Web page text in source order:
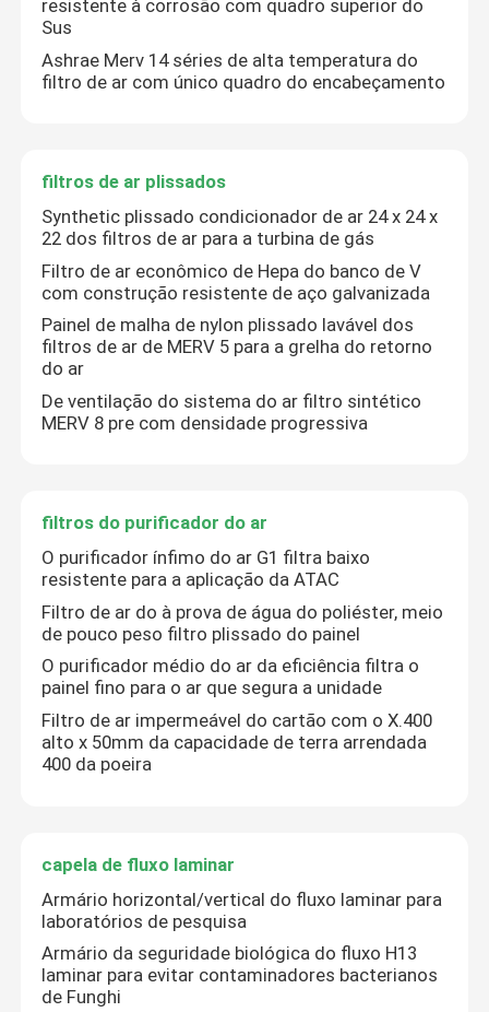
Unidade de filtro FFU do fã
Filtros de ar da cabine de pulverizador
Filtro de ar ativado do carbono
filtro de ar de alta temperatura
filtros de ar plissados
caixa de passagem
resistente à corrosão com quadro superior do
Sus
Ashrae Merv 14 séries de alta temperatura do
filtro de ar com único quadro do encabeçamento
filtros de ar plissados
Synthetic plissado condicionador de ar 24 x 24 x
22 dos filtros de ar para a turbina de gás
Filtro de ar econômico de Hepa do banco de V
com construção resistente de aço galvanizada
Painel de malha de nylon plissado lavável dos
filtros de ar de MERV 5 para a grelha do retorno
do ar
De ventilação do sistema do ar filtro sintético
MERV 8 pre com densidade progressiva
filtros do purificador do ar
O purificador ínfimo do ar G1 filtra baixo
resistente para a aplicação da ATAC
Filtro de ar do à prova de água do poliéster, meio
de pouco peso filtro plissado do painel
O purificador médio do ar da eficiência filtra o
painel fino para o ar que segura a unidade
Filtro de ar impermeável do cartão com o X.400
alto x 50mm da capacidade de terra arrendada
400 da poeira
capela de fluxo laminar
Armário horizontal/vertical do fluxo laminar para
laboratórios de pesquisa
Armário da seguridade biológica do fluxo H13
laminar para evitar contaminadores bacterianos
de Funghi